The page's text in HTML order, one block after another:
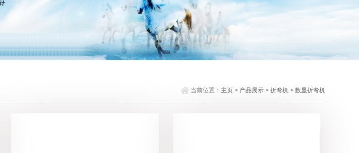
当前位置： 主页> 产品展示> 折弯机> 数显折弯机